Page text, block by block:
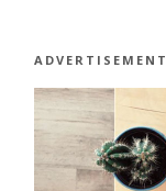
ADVERTISEMENT